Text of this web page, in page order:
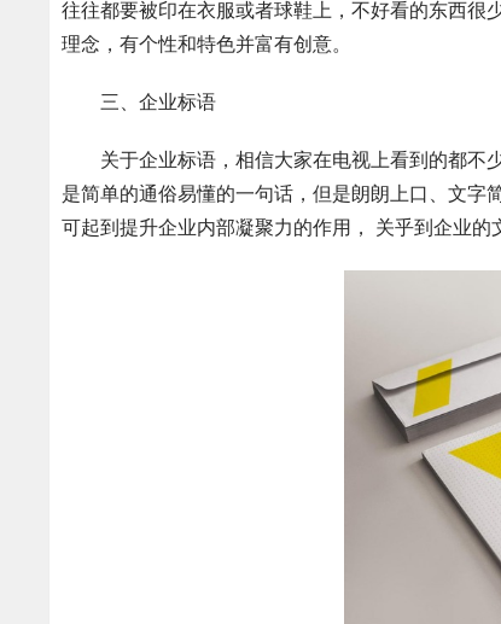
往往都要被印在衣服或者球鞋上，不好看的东西很
理念，有个性和特色并富有创意。
三、企业标语
关于企业标语，相信大家在电视上看到的都不
是简单的通俗易懂的一句话，但是朗朗上口、文字
可起到提升企业内部凝聚力的作用， 关乎到企业的